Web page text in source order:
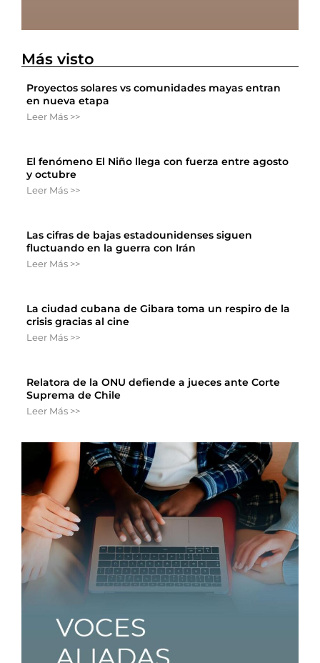
Más visto
Proyectos solares vs comunidades mayas entran
en nueva etapa
Leer Más >>
El fenómeno El Niño llega con fuerza entre agosto
y octubre
Leer Más >>
Las cifras de bajas estadounidenses siguen
fluctuando en la guerra con Irán
Leer Más >>
La ciudad cubana de Gibara toma un respiro de la
crisis gracias al cine
Leer Más >>
Relatora de la ONU defiende a jueces ante Corte
Suprema de Chile
Leer Más >>